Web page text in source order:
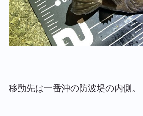
移動先は一番沖の防波堤の内側。